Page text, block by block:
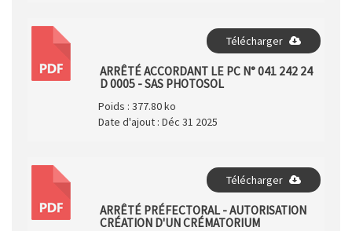
PDF
Télécharger
ARRÊTÉ ACCORDANT LE PC N° 041 242 24
D 0005 - SAS PHOTOSOL
Poids : 377.80 ko
Date d'ajout : Déc 31 2025
PDF
Télécharger
ARRÊTÉ PRÉFECTORAL - AUTORISATION
CRÉATION D'UN CRÉMATORIUM